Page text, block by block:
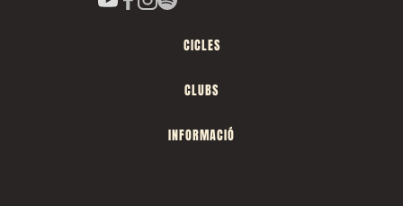
CICLES
CLUBS
INFORMACIÓ